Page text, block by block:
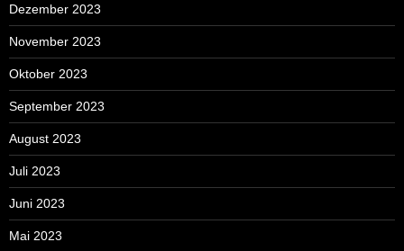
Dezember 2023
November 2023
Oktober 2023
September 2023
August 2023
Juli 2023
Juni 2023
Mai 2023